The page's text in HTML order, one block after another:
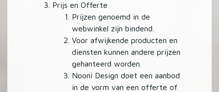
Prijs en Offerte
Prijzen genoemd in de
webwinkel zijn bindend.
Voor afwijkende producten en
diensten kunnen andere prijzen
gehanteerd worden.
Nooni Design doet een aanbod
in de vorm van een offerte of